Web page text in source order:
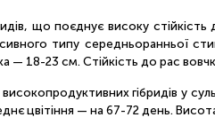
що поєднує високу
типу середньоранньої
— 18-23 см. Стійкість до рас
гібридів у
цвітіння — на 67-72 день.